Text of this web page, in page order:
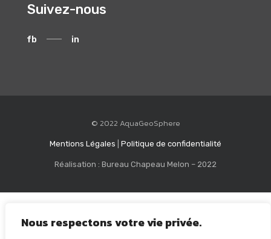
Nous respectons votre vie privée.
Suivez-nous
fb in
© 2022 AquaGeoSphere
Mentions Légales Politique de confidentialité
Réalisation : Bureau Chapeau Melon – 2022